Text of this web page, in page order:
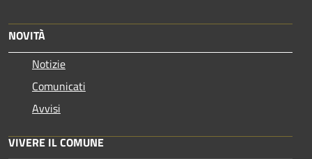
NOVITÀ
Notizie
Comunicati
Avvisi
VIVERE IL COMUNE